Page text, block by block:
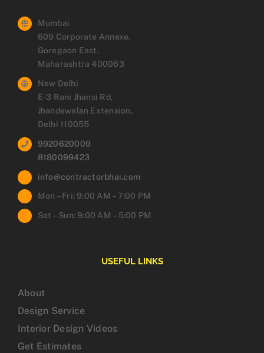
Mumbai
609 Corporate Annexe,
Goregaon East,
Maharashtra 400063
New Delhi
E-3 Rani Jhansi Rd,
Jhandewalan Extension,
Delhi 110055
9920620009
8180099423
info@contractorbhai.com
Mon – Fri: 9:00 AM – 7:00 PM
Sat – Sun: 9:00 AM – 5:00 PM
USEFUL LINKS
About
Design Service
Interior Design Videos
Get Estimates